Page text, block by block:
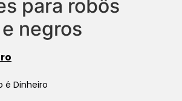
para robôs
negros
é Dinheiro